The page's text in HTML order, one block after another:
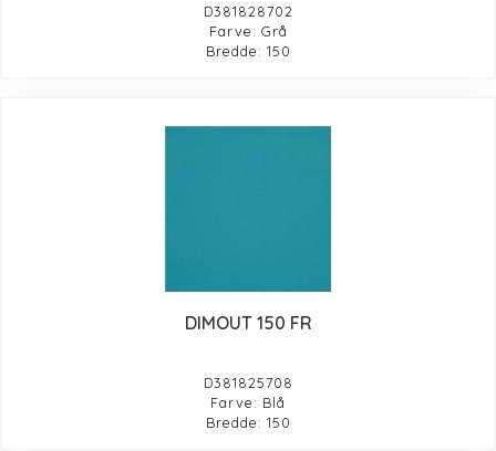
D381828702
Farve: Grå
Bredde: 150
DIMOUT 150 FR
D381825708
Farve: Blå
Bredde: 150